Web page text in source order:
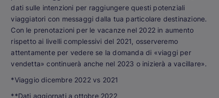
dati sulle intenzioni per raggiungere questi potenziali
viaggiatori con messaggi dalla tua particolare destinazione.
Con le prenotazioni per le vacanze nel 2022 in aumento
rispetto ai livelli complessivi del 2021, osserveremo
attentamente per vedere se la domanda di «viaggi per
vendetta» continuerà anche nel 2023 o inizierà a vacillare».
*Viaggio dicembre 2022 vs 2021
**Dati aggiornati a ottobre 2022